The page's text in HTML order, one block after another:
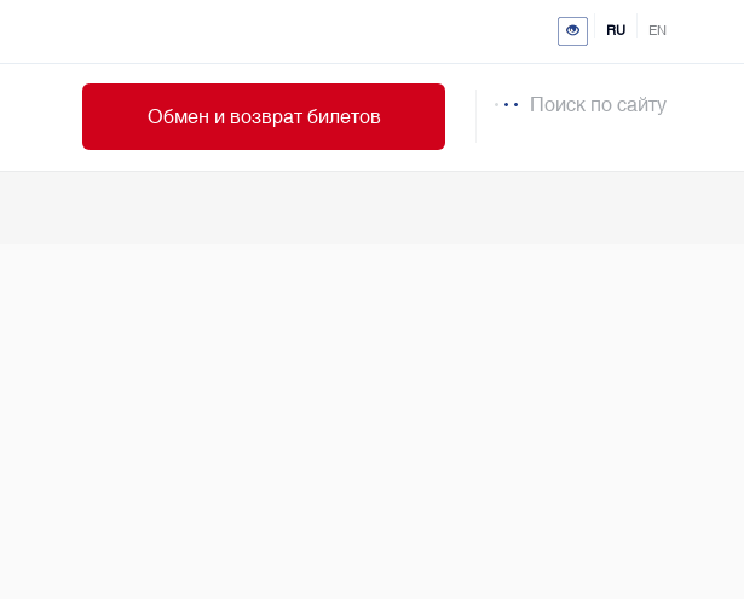
RU EN
Обмен и возврат билетов
Поиск по сайту